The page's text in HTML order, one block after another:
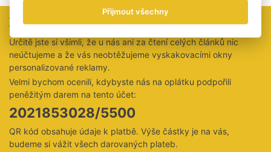
Zaujal vás tento článek?
Určitě jste si všimli, že u nás ani za čtení celých článků nic
neúčtujeme a že vás neobtěžujeme vyskakovacími okny
personalizované reklamy.
Velmi bychom ocenili, kdybyste nás na oplátku podpořili
peněžitým darem na tento účet:
2021853028/5500
QR kód obsahuje údaje k platbě. Výše částky je na vás,
budeme si vážit všech darovaných plateb.
Přijmout všechny